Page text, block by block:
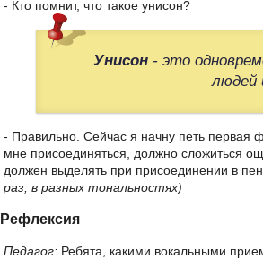
- Кто помнит, что такое унисон?
Унисон - это
людей
- Правильно. Сейчас я начну петь первая
мне присоединяться, должно сложиться
должен выделять при присоединении в
раз, в разных тональностях)
Рефлексия
Педагог: Ребята, какими вокальными